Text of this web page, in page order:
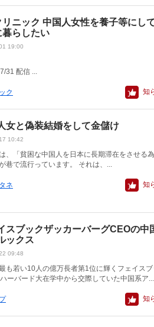
リニック 中国人女性を養子等にし
暮らしたい
19:00
件
31 配信 ...
ク 知
女と偽装結婚をして金儲け
10:42
、「貧困な中国人を日本に長期滞在をさせる
巷で流行っています。 それは、...
ネ 知
スブックザッカーバーグCEOの中
ックス
09:48
も若い10人の億万長者第1位に輝くフェイス
ーバード大在学中から交際していた中国系ア...
知